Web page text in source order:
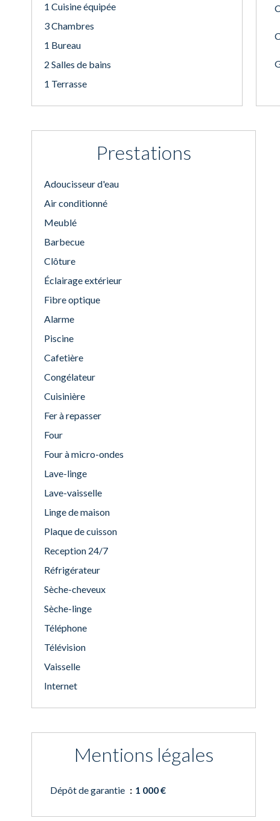
1 Cuisine équipée
3 Chambres
1 Bureau
2 Salles de bains
1 Terrasse
Prestations
Adoucisseur d'eau
Air conditionné
Meublé
Barbecue
Clôture
Éclairage extérieur
Fibre optique
Alarme
Piscine
Cafetière
Congélateur
Cuisinière
Fer à repasser
Four
Four à micro-ondes
Lave-linge
Lave-vaisselle
Linge de maison
Plaque de cuisson
Reception 24/7
Réfrigérateur
Sèche-cheveux
Sèche-linge
Téléphone
Télévision
Vaisselle
Internet
Mentions légales
Dépôt de garantie 1 000 €